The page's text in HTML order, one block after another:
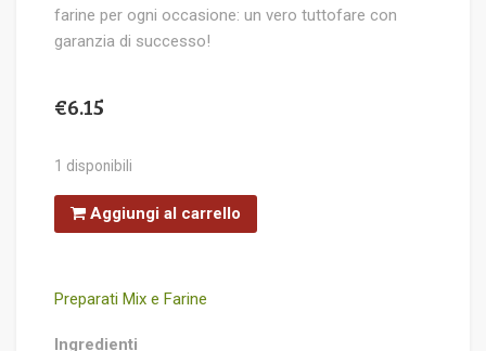
farine per ogni occasione: un vero tuttofare con
garanzia di successo!
€6.15
1 disponibili
Schar
Mix
IT
Aggiungi al carrello
Preparati Mix e Farine
Ingredienti